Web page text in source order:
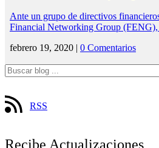
Ante un grupo de directivos
Financial Networking Group
febrero 19, 2020 | 0 Comentarios
RSS
Recibe Actualizaciones